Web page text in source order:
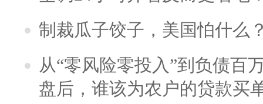
制裁瓜子饺子，美国怕什么
从“零风险零投入”到负债百
盘后，谁该为农户的贷款买